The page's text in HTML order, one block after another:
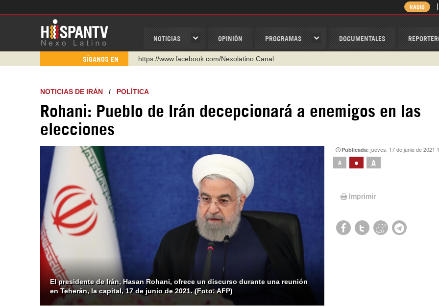
NOTICIAS OPINIÓN PROGRAMAS DOCUMENTALES
RADIO
SÍGANOS EN
https://www.facebook.com/Nexolatino.Canal
http://twitter.com/nexo_latino
https://t.me/hispantvcanal
https://urmedium.com/c/hispantv
Instagram como: hispan_tv
NOTICIAS DE IRÁN / POLÍTICA
Rohani: Pueblo de Irán decepcionará a enemigos en las
elecciones
El presidente de Irán, Hasan Rohani, ofrece un discurso durante una reunión
en Teherán, la capital, 17 de junio de 2021. (Foto: AFP)
Publicada:jueves, 17 de junio de 2021
A • A
Imprimir